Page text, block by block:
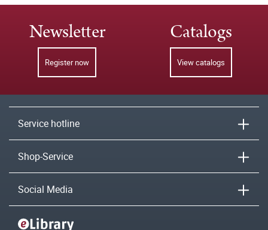
Newsletter
Register now
Catalogs
View catalogs
Service hotline
Shop-Service
Social Media